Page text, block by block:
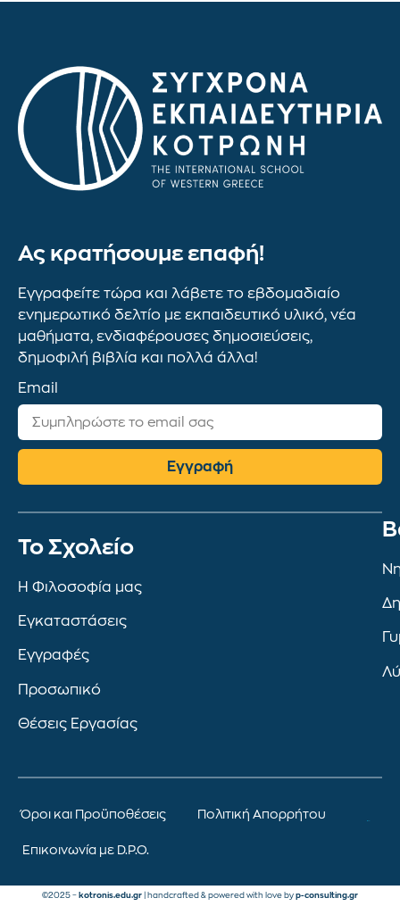
Ας κρατήσουμε επαφή!
Εγγραφείτε τώρα και λάβετε το εβδομαδιαίο
ενημερωτικό δελτίο με εκπαιδευτικό υλικό, νέα
μαθήματα, ενδιαφέρουσες δημοσιεύσεις,
δημοφιλή βιβλία και πολλά άλλα!
Email
Εγγραφή
To Σχολείο
Η Φιλοσοφία μας
Εγκαταστάσεις
Εγγραφές
Προσωπικό
Θέσεις Εργασίας
Όροι και Προϋποθέσεις Πολιτική Απορρήτου
Επικοινωνία με D.P.O.
©2025 – kotronis.edu.gr | handcrafted & powered with love by p-consulting.gr